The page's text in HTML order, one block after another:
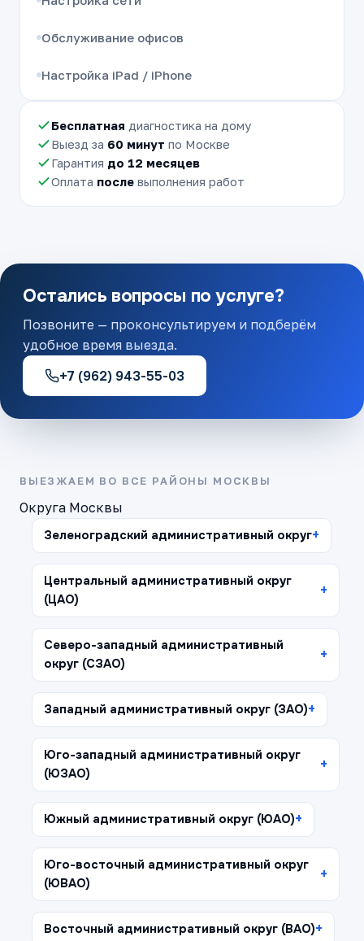
Обслуживание офисов
Настройка iPad / iPhone
Бесплатная диагностика на дому
Выезд за 60 минут по Москве
Гарантия до 12 месяцев
Оплата после выполнения работ
Остались вопросы по услуге?
Позвоните — проконсультируем и подберём
удобное время выезда.
+7 (962) 943-55-03
ВЫЕЗЖАЕМ ВО ВСЕ РАЙОНЫ МОСКВЫ
Округа Москвы
Зеленоградский административный округ
Центральный административный округ
(ЦАО)
Северо-западный административный
округ (СЗАО)
Западный административный округ (ЗАО)
Юго-западный административный округ
(ЮЗАО)
Южный административный округ (ЮАО)
Юго-восточный административный округ
(ЮВАО)
Восточный административный округ (ВАО)